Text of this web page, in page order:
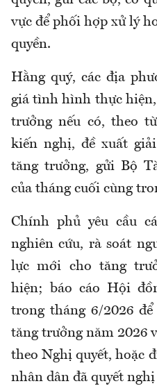
vực để phối hợp xử lý
quyền.
Hằng quý, các địa
giá tình hình thực
trưởng nếu có, theo
kiến nghị, đề xuất
tăng trưởng, gửi Bộ
của tháng cuối cùng
Chính phủ yêu cầu
nghiên cứu, rà soát
lực mới cho tăng
hiện; báo cáo Hội
trong tháng 6/2026
tăng trưởng năm 2026
theo Nghị quyết, hoặc
nhân dân đã quyết